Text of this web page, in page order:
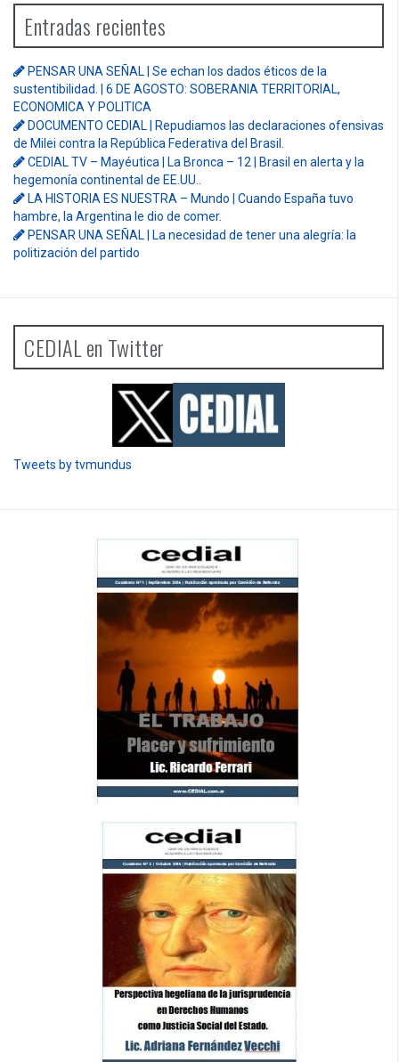
Entradas recientes
PENSAR UNA SEÑAL | Se echan los dados éticos de la
sustentibilidad. | 6 DE AGOSTO: SOBERANIA TERRITORIAL,
ECONOMICA Y POLITICA
DOCUMENTO CEDIAL | Repudiamos las declaraciones ofensivas
de Milei contra la República Federativa del Brasil.
CEDIAL TV – Mayéutica | La Bronca – 12 | Brasil en alerta y la
hegemonía continental de EE.UU..
LA HISTORIA ES NUESTRA – Mundo | Cuando España tuvo
hambre, la Argentina le dio de comer.
PENSAR UNA SEÑAL | La necesidad de tener una alegría: la
politización del partido
CEDIAL en Twitter
Tweets by tvmundus